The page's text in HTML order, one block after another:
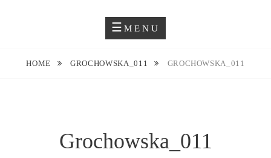
JUSTYNA EWA GROCHOWSKA
MENU
HOME GROCHOWSKA_011 GROCHOWSKA_011
Grochowska_011